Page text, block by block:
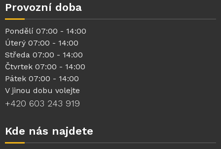
Provozní doba
Pondělí 07:00 - 14:00
Úterý 07:00 - 14:00
Středa 07:00 - 14:00
Čtvrtek 07:00 - 14:00
Pátek 07:00 - 14:00
V jinou dobu volejte
+420 603 243 919
Kde nás najdete